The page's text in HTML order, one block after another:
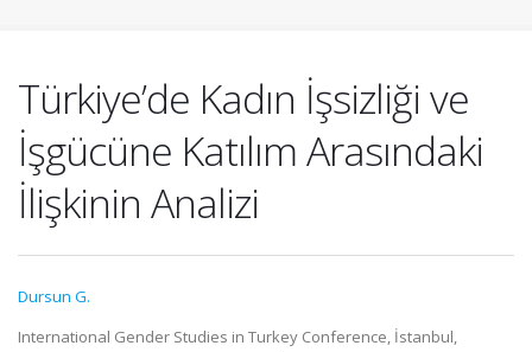
Türkiye’de Kadın İşsizliği ve
İşgücüne Katılım Arasındaki
İlişkinin Analizi
Dursun G.
International Gender Studies in Turkey Conference, İstanbul,